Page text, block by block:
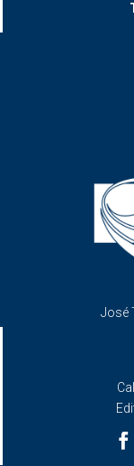
José